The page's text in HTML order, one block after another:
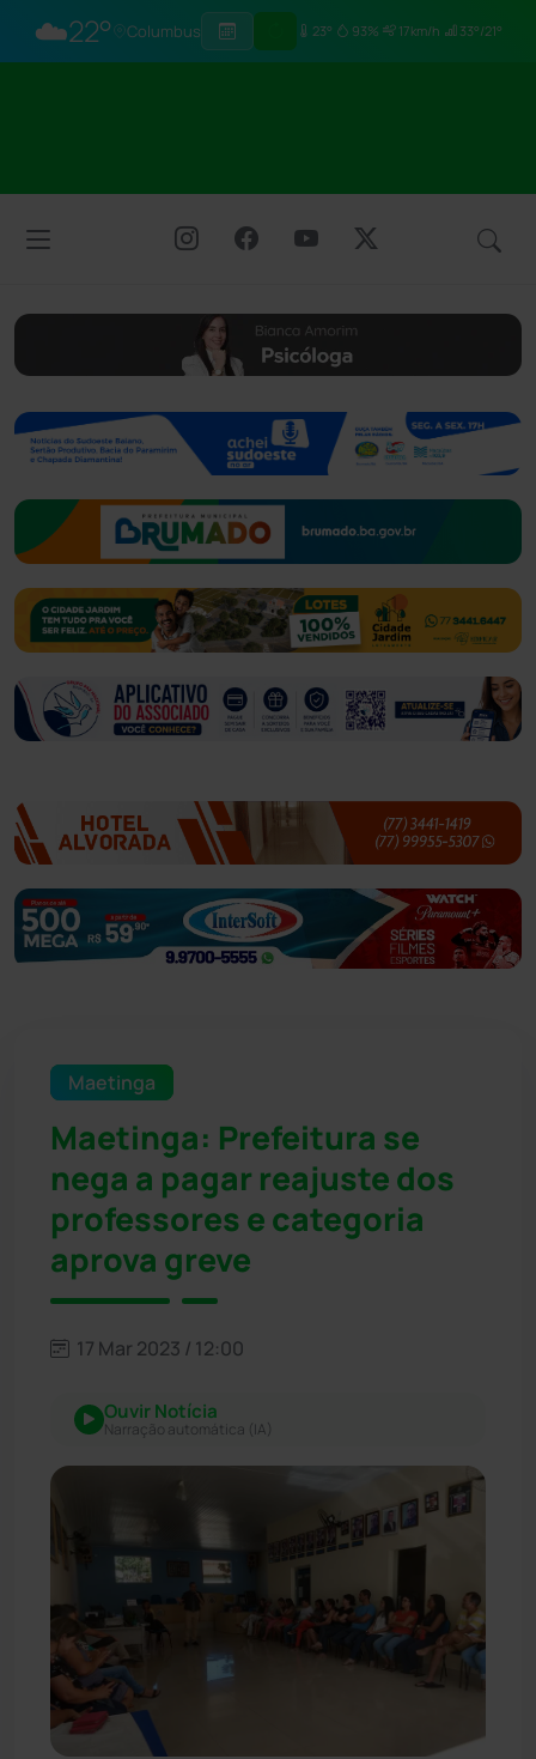
☁️22° Columbus 23° 93% 17km/h 33°/21°
Maetinga
Maetinga: Prefeitura se
nega a pagar reajuste dos
professores e categoria
aprova greve
17 Mar 2023 / 12:00
Ouvir Notícia
Narração automática (IA)